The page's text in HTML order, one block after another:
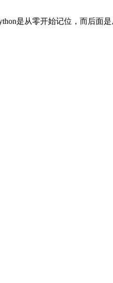
是从零开始记位，而后面